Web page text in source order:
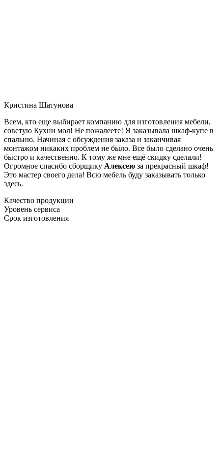
Кристина Шатунова
Всем, кто еще выбирает компанию для изготовления мебели,
советую Кухни мол! Не пожалеете! Я заказывала шкаф-купе в
спальню. Начиная с обсуждения заказа и заканчивая
монтажом никаких проблем не было. Все было сделано очень
быстро и качественно. К тому же мне ещё скидку сделали!
Огромное спасибо сборщику Алексею за прекрасный шкаф!
Это мастер своего дела! Всю мебель буду заказывать только
здесь.
Качество продукции
Уровень сервиса
Срок изготовления